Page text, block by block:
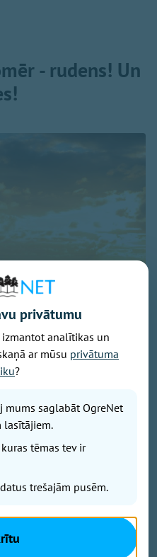
- rudens! Un
ceturksnis un sākas
5. augustā, savukārt
ziema būs periods no
rudens iestāsies 23.
decembrī, kad būs
privātumu
analītikas un
ar mūsu privātuma
?
mums saglabāt OgreNet
lasītājiem.
tēmas tev ir
trešajām pusēm.